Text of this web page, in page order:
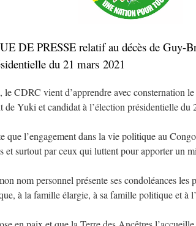
DE PRESSE relatif au décès de Guy-
du 21 mars 2021
le CDRC vient d’apprendre avec consternation
de Yuki et candidat à l’élection présidentielle du
que l’engagement dans la vie politique au
et surtout par ceux qui luttent pour apporter un
nom personnel présente ses condoléances les
à la famille élargie, à sa famille politique et à